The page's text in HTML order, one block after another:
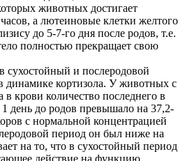
животных достигает
а лютеиновые клетки желтого
до 5-7-го дня после родов, т.е.
полностью прекращает свою
сухостойный и послеродовой
динамике кортизола. У животных с
крови количество последнего в
день до родов превышало на 37,2-
с нормальной концентрацией
период он был ниже на
на то, что в сухостойный период
действие на функцию